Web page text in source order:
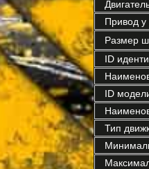
Привод у
Размер
ID
ID
Тип